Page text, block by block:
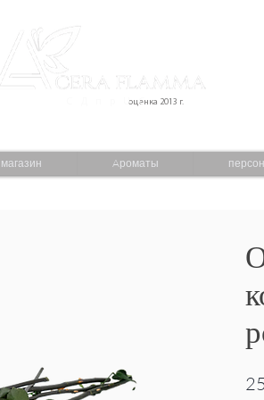
оценка 2013 г.
С Д п р U С
магазин Aроматы